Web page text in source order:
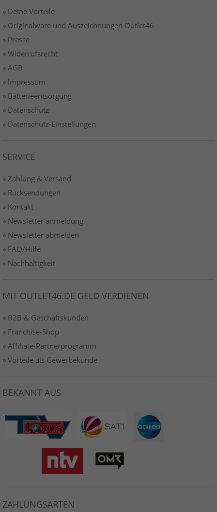
» Deine Vorteile
» Originalware und Auszeichnungen Outlet46
» Presse
» Widerrufsrecht
» AGB
» Impressum
» Batterieentsorgung
» Datenschutz
» Datenschutz-Einstellungen
SERVICE
» Zahlung & Versand
» Rücksendungen
» Kontakt
» Newsletter anmeldung
» Newsletter abmelden
» FAQ/Hilfe
» Nachhaltigkeit
MIT OUTLET46.DE GELD VERDIENEN
» B2B & Geschäftskunden
» Franchise-Shop
» Affiliate-Partnerprogramm
» Vorteile als Gewerbekunde
BEKANNT AUS
ZAHLUNGSARTEN